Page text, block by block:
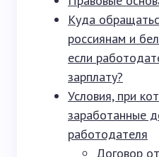
Куда
россиянам и
если
зарплату?
Условия, при
заработанные
работодателя
Договор